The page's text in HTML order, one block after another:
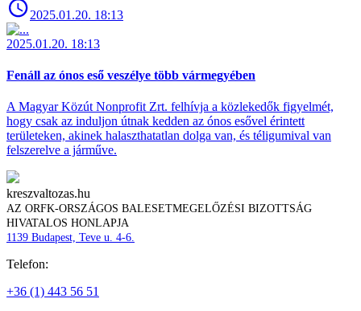
2025.01.20. 18:13
2025.01.20. 18:13
Fenáll az ónos eső veszélye több vármegyében
A Magyar Közút Nonprofit Zrt. felhívja a közlekedők figyelmét,
hogy csak az induljon útnak kedden az ónos esővel érintett
területeken, akinek halaszthatatlan dolga van, és téligumival van
felszerelve a járműve.
kreszvaltozas.hu
AZ ORFK-ORSZÁGOS BALESETMEGELŐZÉSI BIZOTTSÁG
HIVATALOS HONLAPJA
1139 Budapest, Teve u. 4-6.
Telefon:
+36 (1) 443 56 51